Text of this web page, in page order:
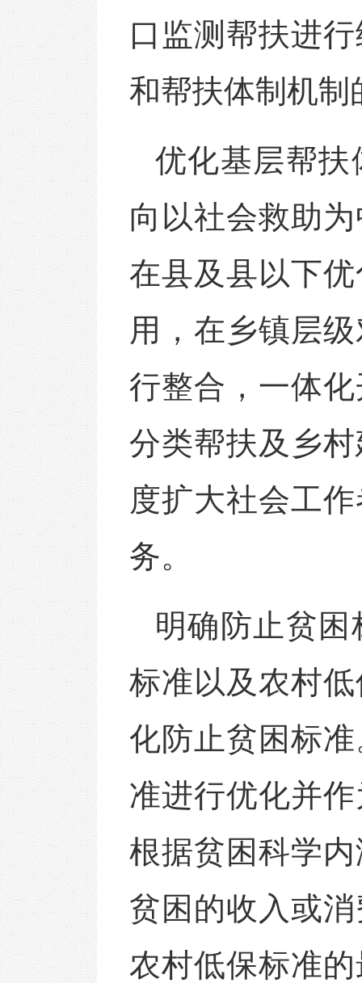
口监测帮扶进
和帮扶体制机制
优化基层帮扶
向以社会救助
在县及县以下
用，在乡镇层
行整合，一体
分类帮扶及乡
度扩大社会工
务。
明确防止贫
标准以及农村
化防止贫困标
准进行优化并
根据贫困科学
贫困的收入或
农村低保标准